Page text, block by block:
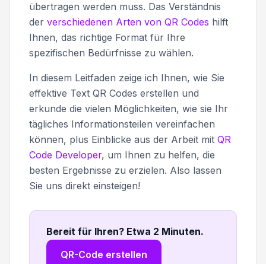
übertragen werden muss. Das Verständnis
der verschiedenen Arten von QR Codes hilft
Ihnen, das richtige Format für Ihre
spezifischen Bedürfnisse zu wählen.
In diesem Leitfaden zeige ich Ihnen, wie Sie
effektive Text QR Codes erstellen und
erkunde die vielen Möglichkeiten, wie sie Ihr
tägliches Informationsteilen vereinfachen
können, plus Einblicke aus der Arbeit mit QR
Code Developer, um Ihnen zu helfen, die
besten Ergebnisse zu erzielen. Also lassen
Sie uns direkt einsteigen!
Bereit für Ihren? Etwa 2 Minuten.
QR-Code erstellen